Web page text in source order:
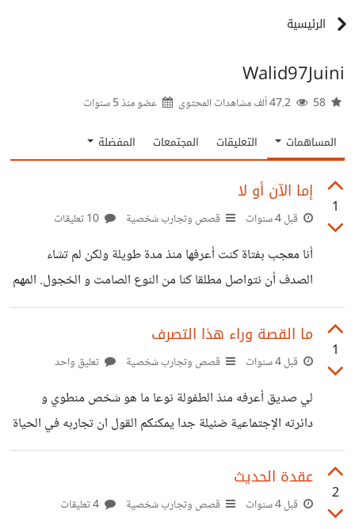
الرئيسية
Walid97Juini
عضو منذ5 سنوات
المساهمات التعليقات المجتمعات المفضلة
1
إما الآن أو لا
قبل 4 سنوات قصص وتجارب شخصية
أنا معجب بفتاة كنت أعرفها منذ مدة طويلة ولكن لم تشاء
الصدف أن نتواصل مطلقا كنا من النوع الصامت و الخجول. المهم
بدأت التواصل معها على السوشيال ميديا وكنا نتواصل بشكل
جيد بدأت أشعر أنني أصل إلى شيء ما وحين شعرت أنها لمحت
لأمر أخبرتها أنني معجب بها و أريد أن أتعرف عليها ولكن قالت لي
سابقة و تريد أن تكون في علاقة من بدايتها لآخرها، لا أحد يعرف
1
ما القصة وراء هذا التصرف
قبل 4 سنوات قصص وتجارب شخصية تعليق واحد
لي صديق أعرفه منذ الطفولة نوعا ما هو شخص منطوي و
دائرته الإجتماعية ضئيلة جدا يمكنكم القول ان تجاربه في الحياة
معدومة و سأعود لهذه النقطة في سياق آخر المهم ذات يوم
تقابلنا و كنا نتجول وسط المدينة وجدنا تظاهرة تابعة لوزارة
الصحة حول التبرع بالدم و قررنا التبرع كانت بادرة جميلة من
2
عقدة الحديث
قبل 4 سنوات قصص وتجارب شخصية